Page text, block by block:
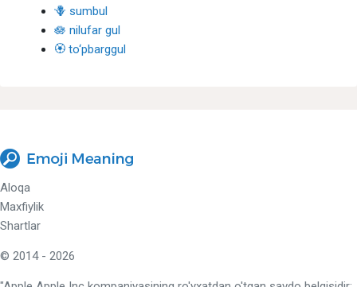
🪻 sumbul
🪷 nilufar gul
🏵 to‘pbarggul
Aloqa
Maxfiylik
Shartlar
© 2014 - 2026